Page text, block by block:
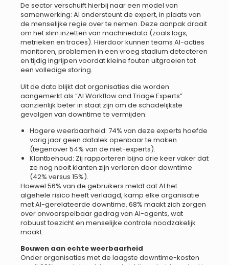
De sector verschuift hierbij naar een model van
samenwerking: AI ondersteunt de expert, in plaats van
de menselijke regie over te nemen. Deze aanpak draait
om het slim inzetten van machinedata (zoals logs,
metrieken en traces). Hierdoor kunnen teams AI-acties
monitoren, problemen in een vroeg stadium detecteren
en tijdig ingrijpen voordat kleine fouten uitgroeien tot
een volledige storing.
Uit de data blijkt dat organisaties die worden
aangemerkt als “AI Workflow and Triage Experts”
aanzienlijk beter in staat zijn om de schadelijkste
gevolgen van downtime te vermijden:
Hogere weerbaarheid: 74% van deze experts hoefde
vorig jaar geen datalek openbaar te maken
(tegenover 54% van de niet-experts).
Klantbehoud: Zij rapporteren bijna drie keer vaker dat
ze nog nooit klanten zijn verloren door downtime
(42% versus 15%).
Hoewel 56% van de gebruikers meldt dat AI het
algehele risico heeft verlaagd, kamp elke organisatie
met AI-gerelateerde downtime. 68% maakt zich zorgen
over onvoorspelbaar gedrag van AI-agents, wat
robuust toezicht en menselijke controle noodzakelijk
maakt.
Bouwen aan echte weerbaarheid
Onder organisaties met de laagste downtime-kosten